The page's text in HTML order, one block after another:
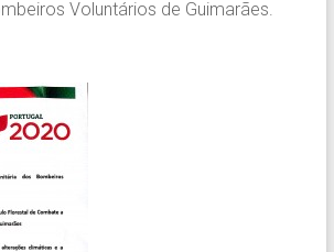
Voluntários de Guimarães.